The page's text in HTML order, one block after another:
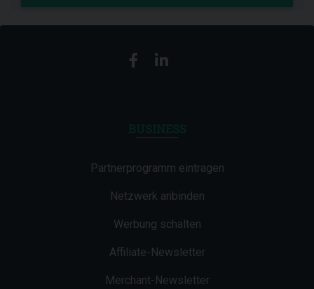
Partnerprogramm eintragen
Netzwerk anbinden
Werbung schalten
Affiliate-Newsletter
Merchant-Newsletter